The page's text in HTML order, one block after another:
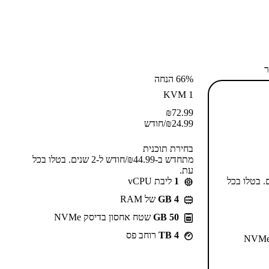
66% הנחה
KVM 1
72.99
₪
24.99
₪/חודש
בחירת תוכנית
מתחדש ב-⁦44.99⁩₪/חודש ל-2 שנים. בטלו בכל
עת.
1 ליבת vCPU
GB 4 של RAM
50 GB
שטח אחסון בדיסק NVMe
4 TB
רוחב פס
חודש ל-2 שנים. בטלו בכל